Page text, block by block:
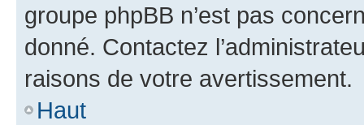
groupe phpBB n’est pas
donné. Contactez
raisons de votre avertissement.
Haut